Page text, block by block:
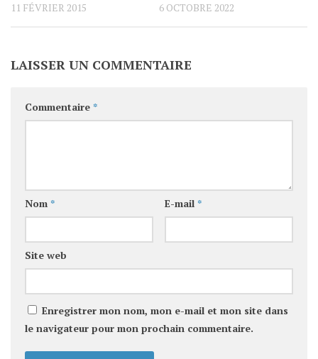
11 FÉVRIER 2015 6 OCTOBRE 2022
LAISSER UN COMMENTAIRE
Commentaire *
Nom * E-mail *
Site web
Enregistrer mon nom, mon e-mail et mon site dans
le navigateur pour mon prochain commentaire.